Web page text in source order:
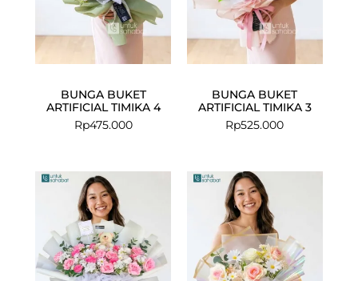
BUNGA BUKET
ARTIFICIAL TIMIKA 4
Rp475.000
BUNGA BUKET
ARTIFICIAL TIMIKA 3
Rp525.000